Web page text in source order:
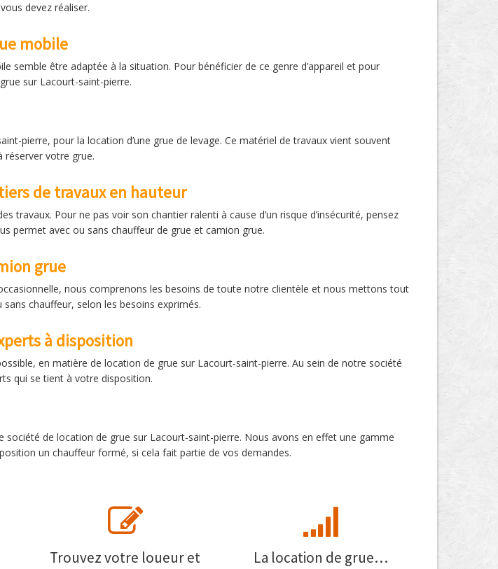
devez réaliser.
mobile
semble être adaptée à la situation. Pour bénéficier de ce genre d’appareil et pour
sur Lacourt-saint-pierre.
pierre, pour la location d’une grue de levage. Ce matériel de travaux vient souvent
réserver votre grue.
de travaux en hauteur
Pour ne pas voir son chantier ralenti à cause d’un risque d’insécurité, pensez
permet avec ou sans chauffeur de grue et camion grue.
grue
nous comprenons les besoins de toute notre clientèle et nous mettons tout
chauffeur, selon les besoins exprimés.
à disposition
en matière de location de grue sur Lacourt-saint-pierre. Au sein de notre société
qui se tient à votre disposition.
de location de grue sur Lacourt-saint-pierre. Nous avons en effet une gamme
un chauffeur formé, si cela fait partie de vos demandes.
Trouvez votre loueur et
La location de grue…